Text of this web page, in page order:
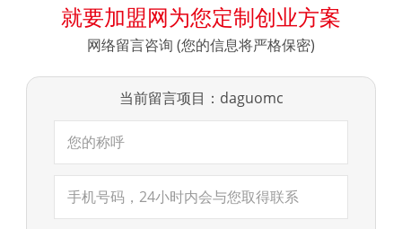
就要加盟网为您定制创业方案
网络留言咨询 (您的信息将严格保密)
当前留言项目：daguomc